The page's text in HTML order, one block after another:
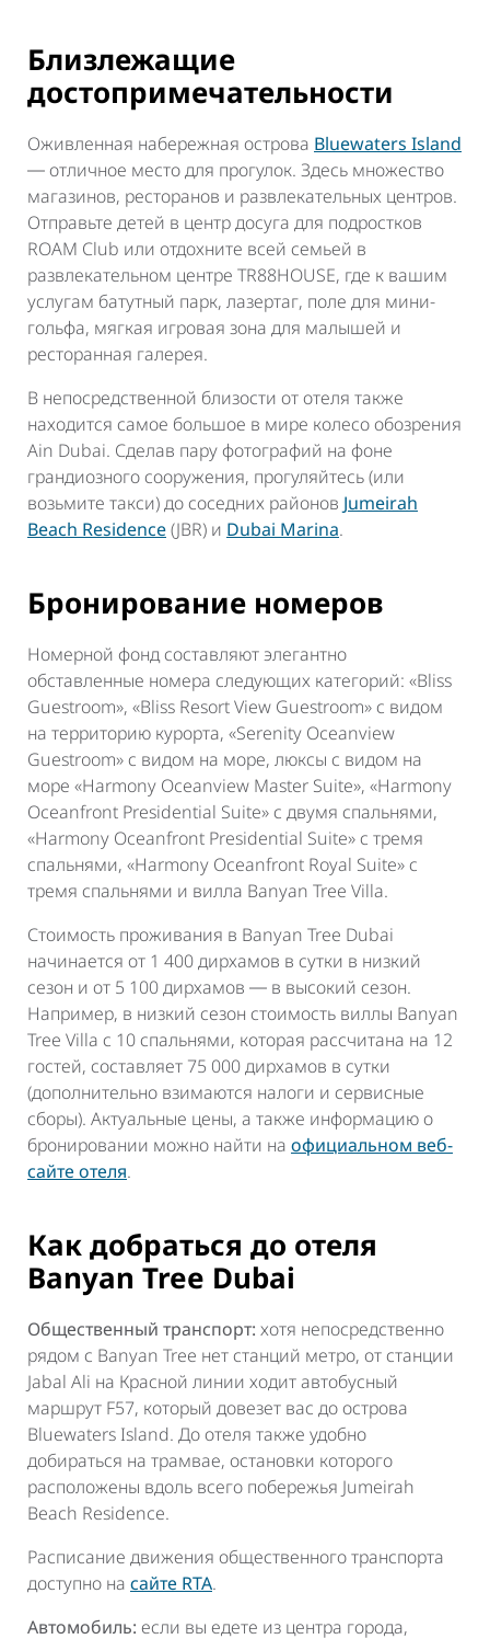
Близлежащие
достопримечательности
Оживленная набережная острова Bluewaters Island
― отличное место для прогулок. Здесь множество
магазинов, ресторанов и развлекательных центров.
Отправьте детей в центр досуга для подростков
ROAM Club или отдохните всей семьей в
развлекательном центре TR88HOUSE, где к вашим
услугам батутный парк, лазертаг, поле для мини-
гольфа, мягкая игровая зона для малышей и
ресторанная галерея.
В непосредственной близости от отеля также
находится самое большое в мире колесо обозрения
Ain Dubai. Сделав пару фотографий на фоне
грандиозного сооружения, прогуляйтесь (или
возьмите такси) до соседних районов Jumeirah
Beach Residence(JBR) и Dubai Marina.
Бронирование номеров
Номерной фонд составляют элегантно
обставленные номера следующих категорий: «Bliss
Guestroom», «Bliss Resort View Guestroom» с видом
на территорию курорта, «Serenity Oceanview
Guestroom» с видом на море, люксы с видом на
море «Harmony Oceanview Master Suite», «Harmony
Oceanfront Presidential Suite» с двумя спальнями,
«Harmony Oceanfront Presidential Suite» с тремя
спальнями, «Harmony Oceanfront Royal Suite» с
тремя спальнями и вилла Banyan Tree Villa.
Стоимость проживания в Banyan Tree Dubai
начинается от 1 400 дирхамов в сутки в низкий
сезон и от 5 100 дирхамов ― в высокий сезон.
Например, в низкий сезон стоимость виллы Banyan
Tree Villa с 10 спальнями, которая рассчитана на 12
гостей, составляет 75 000 дирхамов в сутки
(дополнительно взимаются налоги и сервисные
сборы). Актуальные цены, а также информацию о
бронировании можно найти на официальном веб-
сайте отеля.
Как добраться до отеля
Banyan Tree Dubai
Общественный транспорт: хотя непосредственно
рядом с Banyan Tree нет станций метро, от станции
Jabal Ali на Красной линии ходит автобусный
маршрут F57, который довезет вас до острова
Bluewaters Island. До отеля также удобно
добираться на трамвае, остановки которого
расположены вдоль всего побережья Jumeirah
Beach Residence.
Расписание движения общественного транспорта
доступно на сайте RTA.
Автомобиль: если вы едете из центра города,